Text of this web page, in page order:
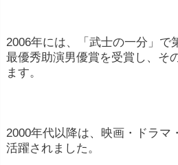
得ることがあります。
脚本執筆や監督などの副業:
を執筆したり、映画の監
2006年には、「武士の一分」で
最優秀助演男優賞を受賞し、そ
ます。
2000年代以降は、映画・ドラマ
活躍されました。